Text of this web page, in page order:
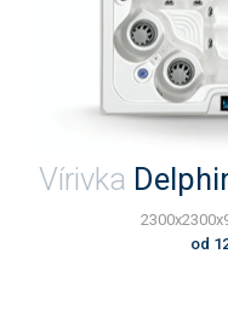
Vírivka
od